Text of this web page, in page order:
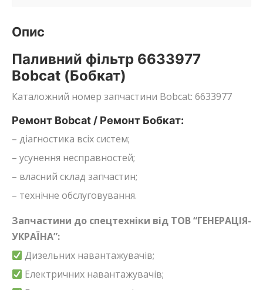
Опис
Паливний фільтр 6633977
Bobcat (Бобкат)
Каталожний номер запчастини Bobcat: 6633977
Ремонт Bobcat / Ремонт Бобкат:
– діагностика всіх систем;
– усунення несправностей;
– власний склад запчастин;
– технічне обслуговування.
Запчастини до спецтехніки від ТОВ “ГЕНЕРАЦІЯ-
УКРАЇНА”:
Дизельних навантажувачів;
Електричних навантажувачів;